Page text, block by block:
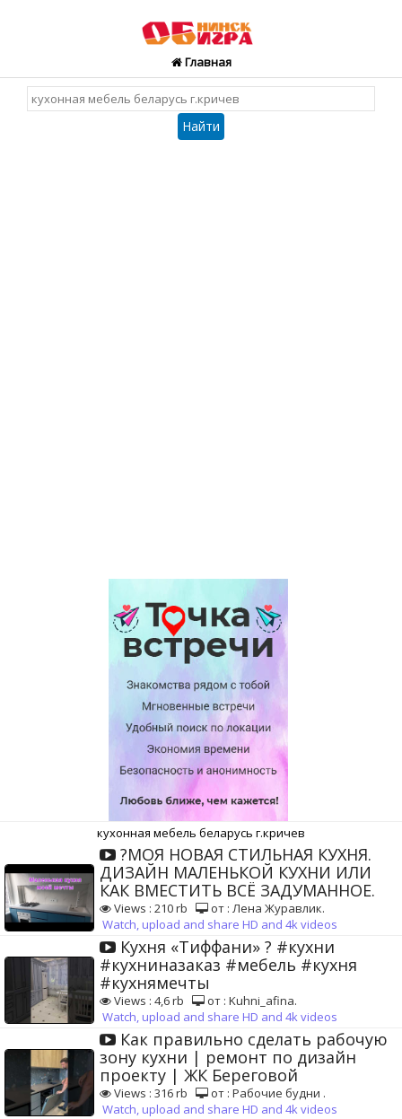
Главная
кухонная мебель беларусь г.кричев
?МОЯ НОВАЯ СТИЛЬНАЯ КУХНЯ.
ДИЗАЙН МАЛЕНЬКОЙ КУХНИ ИЛИ
КАК ВМЕСТИТЬ ВСЁ ЗАДУМАННОЕ.
Views : 210 rb
от : Лена Журавлик.
Watch, upload and share HD and 4k videos
Кухня «Тиффани» ? #кухни
#кухниназаказ #мебель #кухня
#кухнямечты
Views : 4,6 rb
от : Kuhni_afina.
Watch, upload and share HD and 4k videos
Как правильно сделать рабочую
зону кухни | ремонт по дизайн
проекту | ЖК Береговой
Views : 316 rb
от : Рабочие будни .
Watch, upload and share HD and 4k videos